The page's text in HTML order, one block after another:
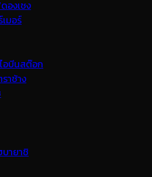
องเชง
มอร์
อบีนสต๊อก
าช้าง
บายาชิ